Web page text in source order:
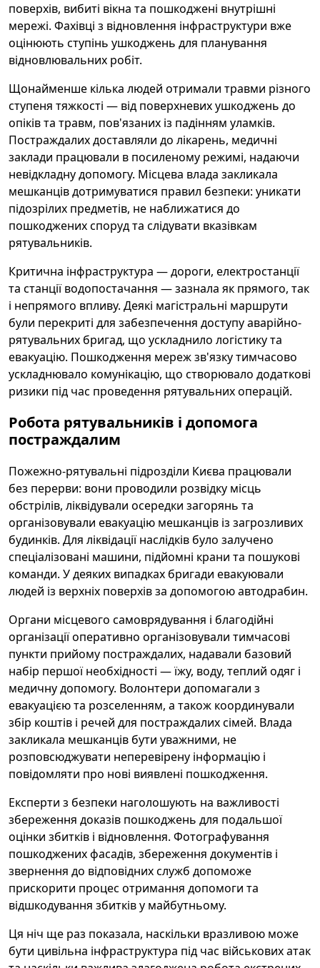
поверхів, вибиті вікна та пошкоджені внутрішні
мережі. Фахівці з відновлення інфраструктури вже
оцінюють ступінь ушкоджень для планування
відновлювальних робіт.
Щонайменше кілька людей отримали травми різного
ступеня тяжкості — від поверхневих ушкоджень до
опіків та травм, пов'язаних із падінням уламків.
Постраждалих доставляли до лікарень, медичні
заклади працювали в посиленому режимі, надаючи
невідкладну допомогу. Місцева влада закликала
мешканців дотримуватися правил безпеки: уникати
підозрілих предметів, не наближатися до
пошкоджених споруд та слідувати вказівкам
рятувальників.
Критична інфраструктура — дороги, електростанції
та станції водопостачання — зазнала як прямого, так
і непрямого впливу. Деякі магістральні маршрути
були перекриті для забезпечення доступу аварійно-
рятувальних бригад, що ускладнило логістику та
евакуацію. Пошкодження мереж зв'язку тимчасово
ускладнювало комунікацію, що створювало додаткові
ризики під час проведення рятувальних операцій.
Робота рятувальників і допомога
постраждалим
Пожежно-рятувальні підрозділи Києва працювали
без перерви: вони проводили розвідку місць
обстрілів, ліквідували осередки загорянь та
організовували евакуацію мешканців із загрозливих
будинків. Для ліквідації наслідків було залучено
спеціалізовані машини, підйомні крани та пошукові
команди. У деяких випадках бригади евакуювали
людей із верхніх поверхів за допомогою автодрабин.
Органи місцевого самоврядування і благодійні
організації оперативно організовували тимчасові
пункти прийому постраждалих, надавали базовий
набір першої необхідності — їжу, воду, теплий одяг і
медичну допомогу. Волонтери допомагали з
евакуацією та розселенням, а також координували
збір коштів і речей для постраждалих сімей. Влада
закликала мешканців бути уважними, не
розповсюджувати неперевірену інформацію і
повідомляти про нові виявлені пошкодження.
Експерти з безпеки наголошують на важливості
збереження доказів пошкоджень для подальшої
оцінки збитків і відновлення. Фотографування
пошкоджених фасадів, збереження документів і
звернення до відповідних служб допоможе
прискорити процес отримання допомоги та
відшкодування збитків у майбутньому.
Ця ніч ще раз показала, наскільки вразливою може
бути цивільна інфраструктура під час військових атак